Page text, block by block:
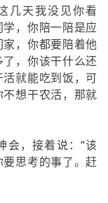
几天我没见你看
，你陪一陪是应
，你都要陪着他
，你该干什么还
就能吃到饭，可
想干农活，那就
会，接着说：“该
思考的事了。赶